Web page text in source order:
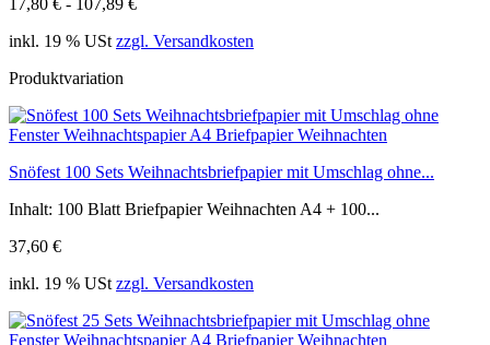
17,80 € - 107,89 €
inkl. 19 % USt zzgl. Versandkosten
Produktvariation
Snöfest 100 Sets Weihnachtsbriefpapier mit Umschlag ohne...
Inhalt: 100 Blatt Briefpapier Weihnachten A4 + 100...
37,60 €
inkl. 19 % USt zzgl. Versandkosten